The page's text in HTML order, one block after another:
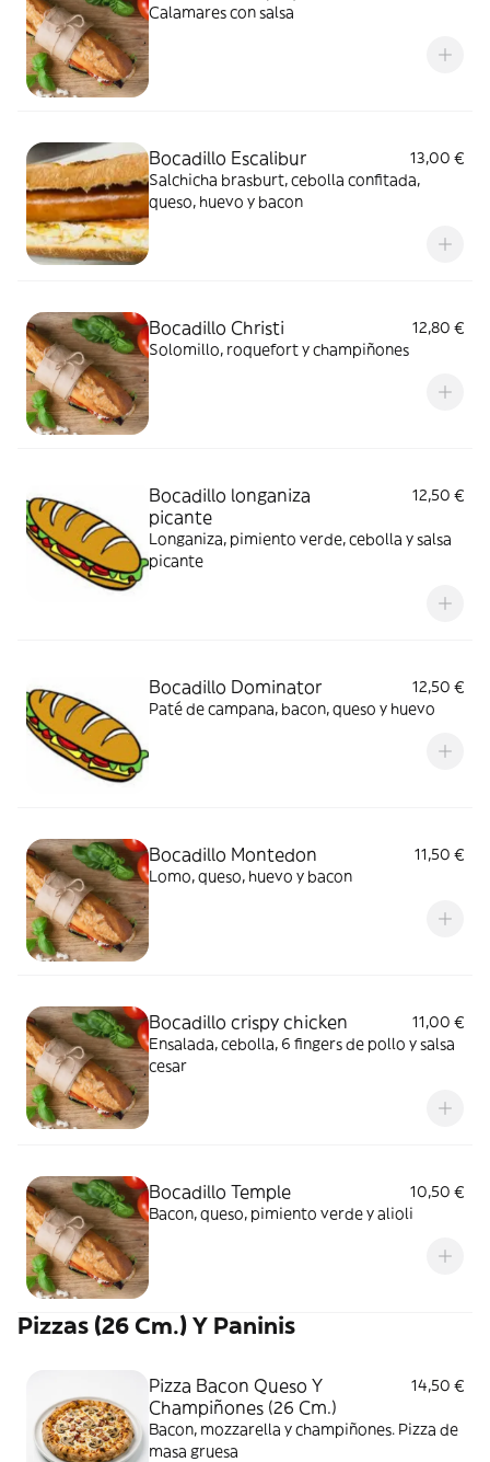
Calamares con salsa
Bocadillo Escalibur
13,00 €
Salchicha brasburt, cebolla confitada,
queso, huevo y bacon
Bocadillo Christi
12,80 €
Solomillo, roquefort y champiñones
Bocadillo longaniza
picante
12,50 €
Longaniza, pimiento verde, cebolla y salsa
picante
Bocadillo Dominator
12,50 €
Paté de campana, bacon, queso y huevo
Bocadillo Montedon
11,50 €
Lomo, queso, huevo y bacon
Bocadillo crispy chicken
11,00 €
Ensalada, cebolla, 6 fingers de pollo y salsa
cesar
Bocadillo Temple
10,50 €
Bacon, queso, pimiento verde y alioli
Pizzas (26 Cm.) Y Paninis
Pizza Bacon Queso Y
Champiñones (26 Cm.)
14,50 €
Bacon, mozzarella y champiñones. Pizza de
masa gruesa